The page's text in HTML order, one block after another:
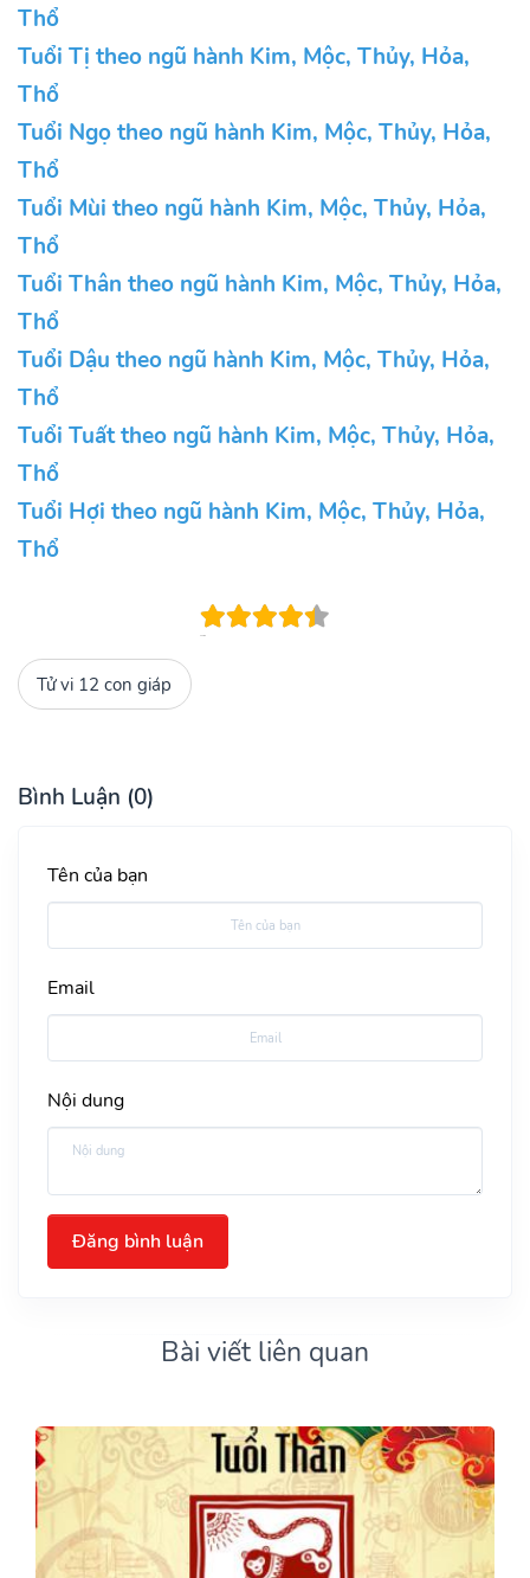
Thổ
Tuổi Tị theo ngũ hành Kim, Mộc, Thủy, Hỏa,
Thổ
Tuổi Ngọ theo ngũ hành Kim, Mộc, Thủy, Hỏa,
Thổ
Tuổi Mùi theo ngũ hành Kim, Mộc, Thủy, Hỏa,
Thổ
Tuổi Thân theo ngũ hành Kim, Mộc, Thủy, Hỏa,
Thổ
Tuổi Dậu theo ngũ hành Kim, Mộc, Thủy, Hỏa,
Thổ
Tuổi Tuất theo ngũ hành Kim, Mộc, Thủy, Hỏa,
Thổ
Tuổi Hợi theo ngũ hành Kim, Mộc, Thủy, Hỏa,
Thổ
Tử vi 12 con giáp
Bình Luận (0)
Tên của bạn
Email
Nội dung
Đăng bình luận
Bài viết liên quan